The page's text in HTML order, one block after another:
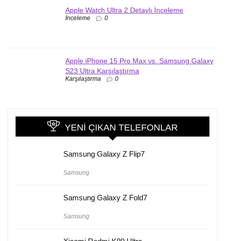
Apple Watch Ultra 2 Detaylı İnceleme
İnceleme 0
Apple iPhone 15 Pro Max vs. Samsung Galaxy
S23 Ultra Karşılaştırma
Karşılaştırma 0
YENI ÇIKAN TELEFONLAR
Samsung Galaxy Z Flip7
Samsung
Samsung Galaxy Z Fold7
Samsung